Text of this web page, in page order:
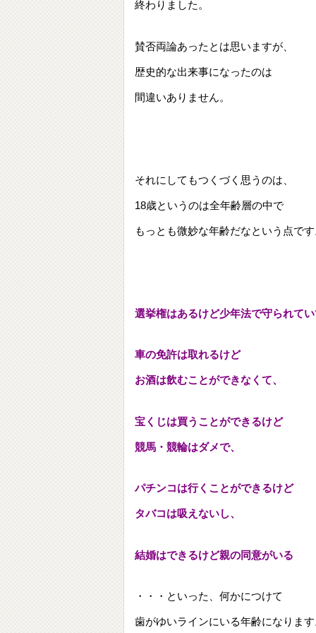
終わりました。
賛否両論あったとは思いますが、
歴史的な出来事になったのは
間違いありません。
それにしてもつくづく思うのは、
18歳というのは全年齢層の中で
もっとも微妙な年齢だなという点で
選挙権はあるけど少年法で守られて
車の免許は取れるけど
お酒は飲むことができなくて、
宝くじは買うことができるけど
競馬・競輪はダメで、
パチンコは行くことができるけど
タバコは吸えないし、
結婚はできるけど親の同意がいる
・・・といった、何かにつけて
歯がゆいラインにいる年齢になりま